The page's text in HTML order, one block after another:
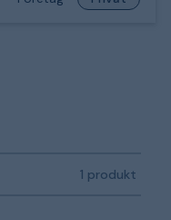
1 produkt